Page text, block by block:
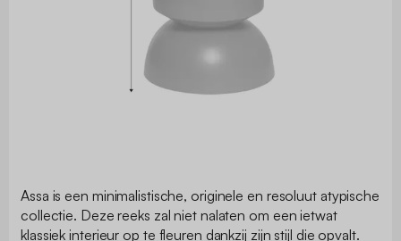
Assa is een minimalistische, originele en resoluut atypische
collectie. Deze reeks zal niet nalaten om een ietwat
klassiek interieur op te fleuren dankzij zijn stijl die opvalt.